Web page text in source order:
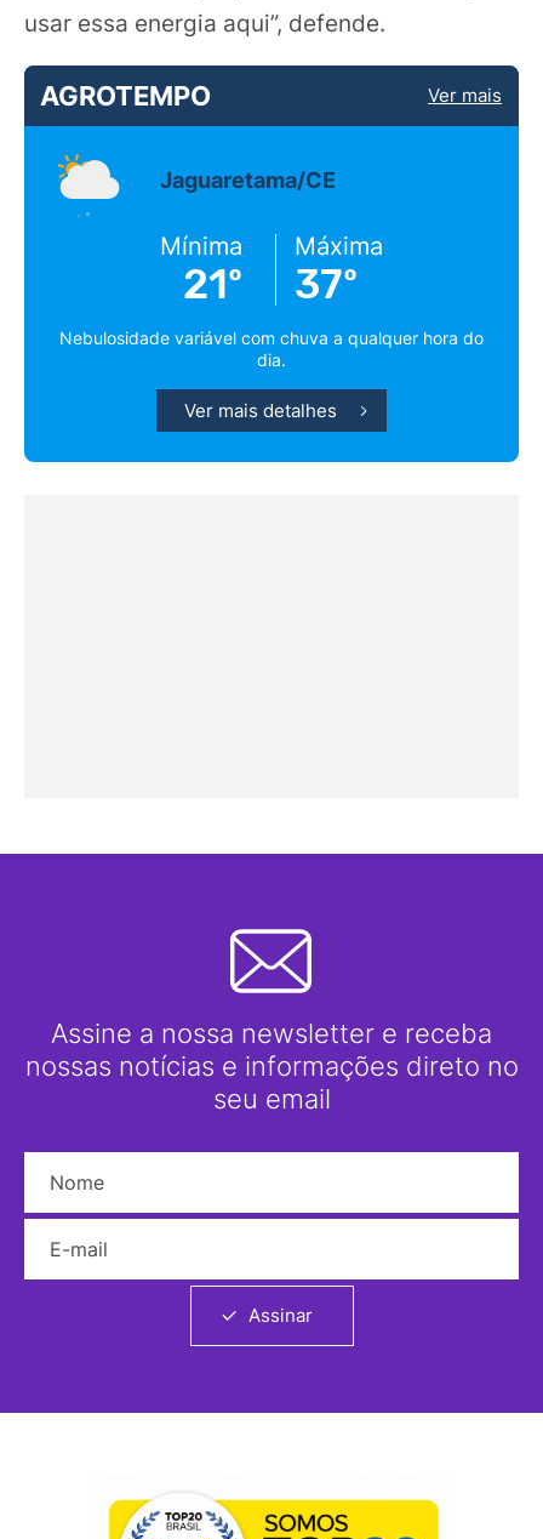
usar essa energia aqui”, defende.
AGROTEMPO Ver mais
Jaguaretama/CE
Mínima
21º
Máxima
37º
Nebulosidade variável com chuva a qualquer hora do
dia.
Ver mais detalhes
Assine a nossa newsletter e receba
nossas notícias e informações direto no
seu email
Assinar